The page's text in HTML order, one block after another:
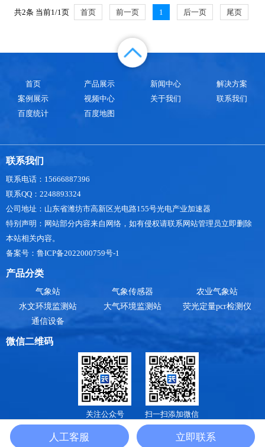
共2条 当前1/1页 首页 前一页 1 后一页 尾页
首页 产品展示 新闻中心
解决方案
案例展示
视频中心 关于我们
联系我们
百度统计
百度地图
联系我们
联系电话：15666887396
联系QQ：2248893324
公司地址：山东省潍坊市高新区光电路155号光电产业加速器
特别声明：网站部分内容来自网络，如有侵权请联系网站管理员立即删除
本站相关内容。
备案号：鲁ICP备2022000759号-1
产品分类
气象站 气象传感器
农业气象站
水文环境监测站
大气环境监测站
荧光定量pcr检测仪
通信设备
微信二维码
关注公众号 扫一扫添加微信
山东天合环境科技有限公司是 小型气象站 防爆气象站 ，手持气象站厂家
气象
人工客服 立即联系